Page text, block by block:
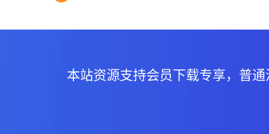
本站资源支持会员下载专享，普